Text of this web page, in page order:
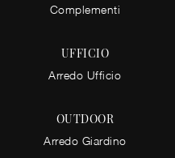
Complementi
UFFICIO
Arredo Ufficio
OUTDOOR
Arredo Giardino